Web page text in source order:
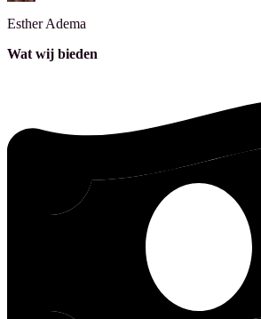
Esther Adema
Wat wij bieden